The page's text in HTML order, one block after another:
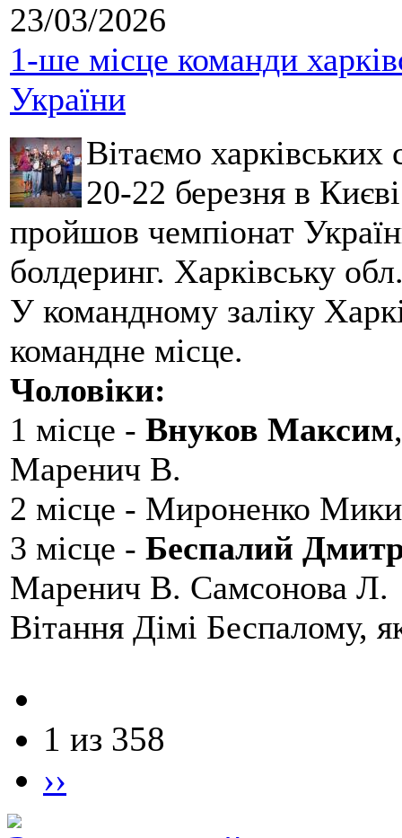
23/03/2026
1-ше місце команди
України
Вітаємо
20-22 березня в
пройшов чемпіонат
болдеринг. Харківську
У командному заліку
командне місце.
Чоловіки:
1 місце - Внуков Максим
Маренич В.
2 місце - Мироненко
3 місце - Беспалий
Маренич В. Самсонова Л.
Вітання Дімі Беспалому,
1 из 358
››